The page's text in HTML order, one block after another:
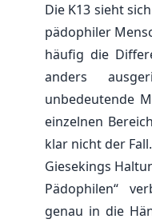
Die K13 sieht
pädophiler
häufig die
anders
unbedeutende
einzelnen
klar nicht der
Giesekings
Pädophilen“
genau in die